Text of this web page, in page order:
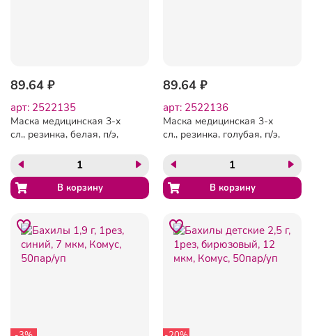
89.64 ₽
арт: 2522135
Маска медицинская 3-х
сл., резинка, белая, п/э,
89.64 ₽
арт: 2522136
Маска медицинская 3-х
сл., резинка, голубая, п/э,